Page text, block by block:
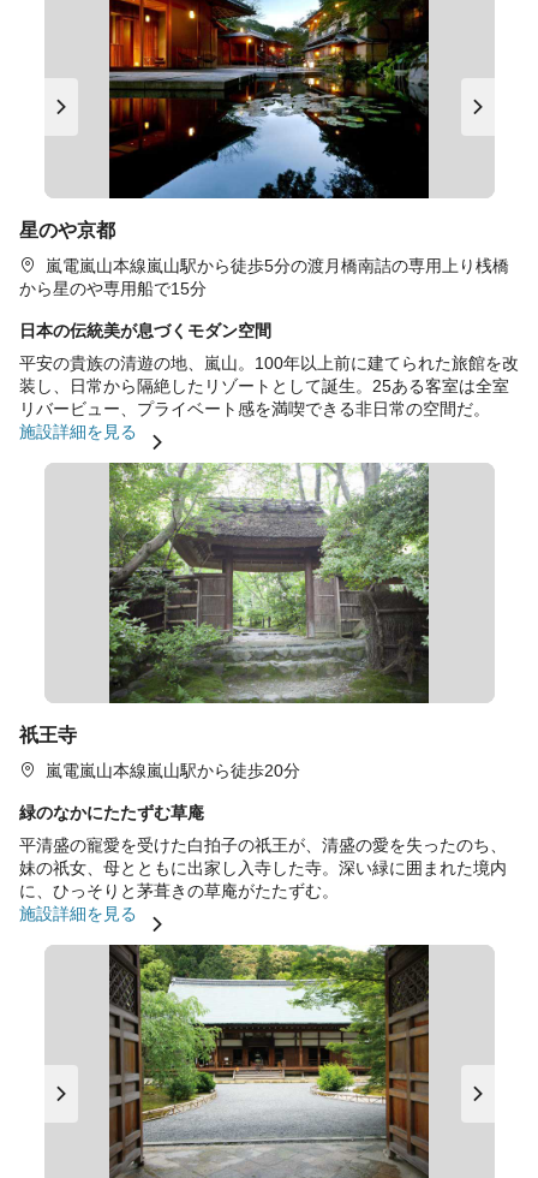
星のや京都
嵐電嵐山本線嵐山駅から徒歩5分の渡月橋南詰の専用上り桟橋
から星のや専用船で15分
日本の伝統美が息づくモダン空間
平安の貴族の清遊の地、嵐山。100年以上前に建てられた旅館を改
装し、日常から隔絶したリゾートとして誕生。25ある客室は全室
リバービュー、プライベート感を満喫できる非日常の空間だ。
施設詳細を見る
祇王寺
嵐電嵐山本線嵐山駅から徒歩20分
緑のなかにたたずむ草庵
平清盛の寵愛を受けた白拍子の祇王が、清盛の愛を失ったのち、
妹の祇女、母とともに出家し入寺した寺。深い緑に囲まれた境内
に、ひっそりと茅葺きの草庵がたたずむ。
施設詳細を見る